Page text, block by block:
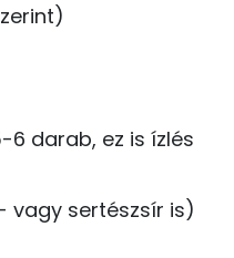
6 darab, ez is ízlés
vagy sertészsír is)